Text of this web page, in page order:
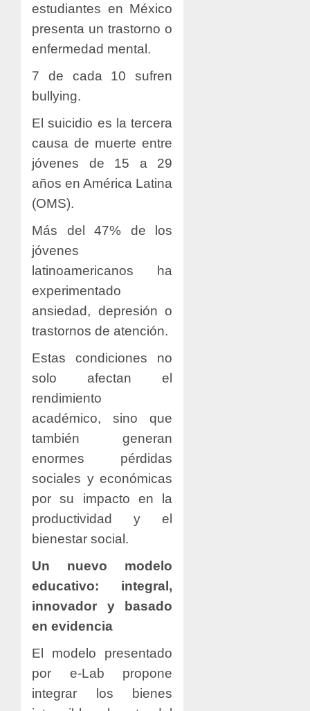
estudiantes en México
presenta un trastorno o
enfermedad mental.
7 de cada 10 sufren
bullying.
El suicidio es la tercera
causa de muerte entre
jóvenes de 15 a 29
años en América Latina
(OMS).
Más del 47% de los
jóvenes
latinoamericanos ha
experimentado
ansiedad, depresión o
trastornos de atención.
Estas condiciones no
solo afectan el
rendimiento
académico, sino que
también generan
enormes pérdidas
sociales y económicas
por su impacto en la
productividad y el
bienestar social.
Un nuevo modelo
educativo: integral,
innovador y basado
en evidencia
El modelo presentado
por e-Lab propone
integrar los bienes